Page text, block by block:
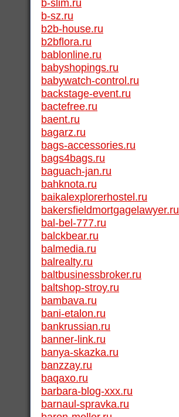
b-slim.ru
b-sz.ru
b2b-house.ru
b2bflora.ru
bablonline.ru
babyshopings.ru
babywatch-control.ru
backstage-event.ru
bactefree.ru
baent.ru
bagarz.ru
bags-accessories.ru
bags4bags.ru
baguach-jan.ru
bahknota.ru
baikalexplorerhostel.ru
bakersfieldmortgagelawyer.ru
bal-bel-777.ru
balckbear.ru
balmedia.ru
balrealty.ru
baltbusinessbroker.ru
baltshop-stroy.ru
bambava.ru
bani-etalon.ru
bankrussian.ru
banner-link.ru
banya-skazka.ru
banzzay.ru
baqaxo.ru
barbara-blog-xxx.ru
barnaul-spravka.ru